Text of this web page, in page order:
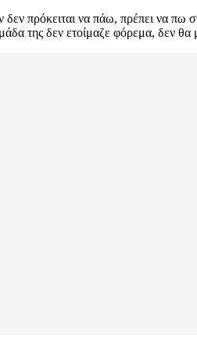
πρόκειται να πάω, πρέπει να πω
της δεν ετοίμαζε φόρεμα, δεν θα